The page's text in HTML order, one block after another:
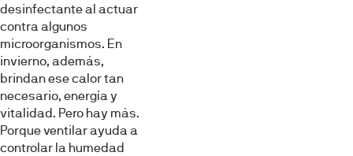
Las cookies de este sitio web se usan para personalizar
el contenido y los anuncios, ofrecer funciones de redes
sociales y analizar el tráfico. Además, compartimos
información sobre el uso que haga del sitio web con
nuestros partners de redes sociales, publicidad y análisis
web, quienes pueden combinarla con otra información
que les haya proporcionado o que hayan recopilado a
partir del uso que haya hecho de sus servicios.
desinfectante al actuar
contra algunos
microorganismos. En
invierno, además,
brindan ese calor tan
necesario, energía y
vitalidad. Pero hay más.
Porque ventilar ayuda a
controlar la humedad